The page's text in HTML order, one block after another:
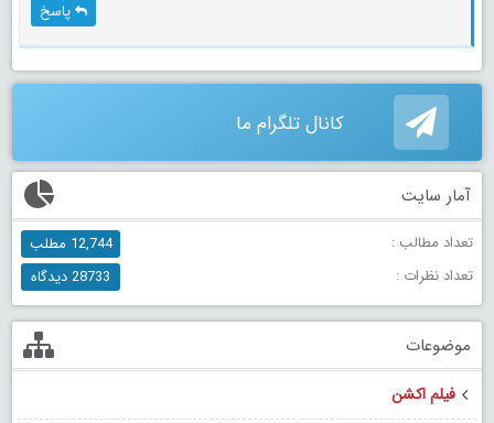
پاسخ
کانال تلگرام ما
آمار سایت
تعداد مطالب :
12,744 مطلب
تعداد نظرات :
28733 دیدگاه
موضوعات
فیلم اکشن